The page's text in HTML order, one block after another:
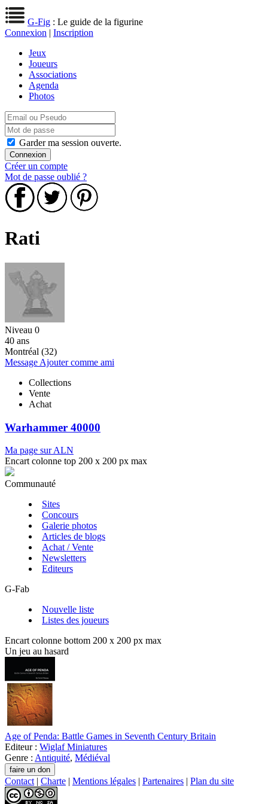
G-Fig : Le guide de la figurine
Connexion | Inscription
Jeux
Joueurs
Associations
Agenda
Photos
Garder ma session ouverte.
Créer un compte
Mot de passe oublié ?
Rati
Niveau 0
40 ans
Montréal (32)
Message Ajouter comme ami
Collections
Vente
Achat
Warhammer 40000
Ma page sur ALN
Encart colonne top 200 x 200 px max
Communauté
Sites
Concours
Galerie photos
Articles de blogs
Achat / Vente
Newsletters
Editeurs
G-Fab
Nouvelle liste
Listes des joueurs
Encart colonne bottom 200 x 200 px max
Un jeu au hasard
Age of Penda: Battle Games in Seventh Century Britain
Editeur : Wiglaf Miniatures
Genre : Antiquité, Médiéval
Contact | Charte | Mentions légales | Partenaires | Plan du site